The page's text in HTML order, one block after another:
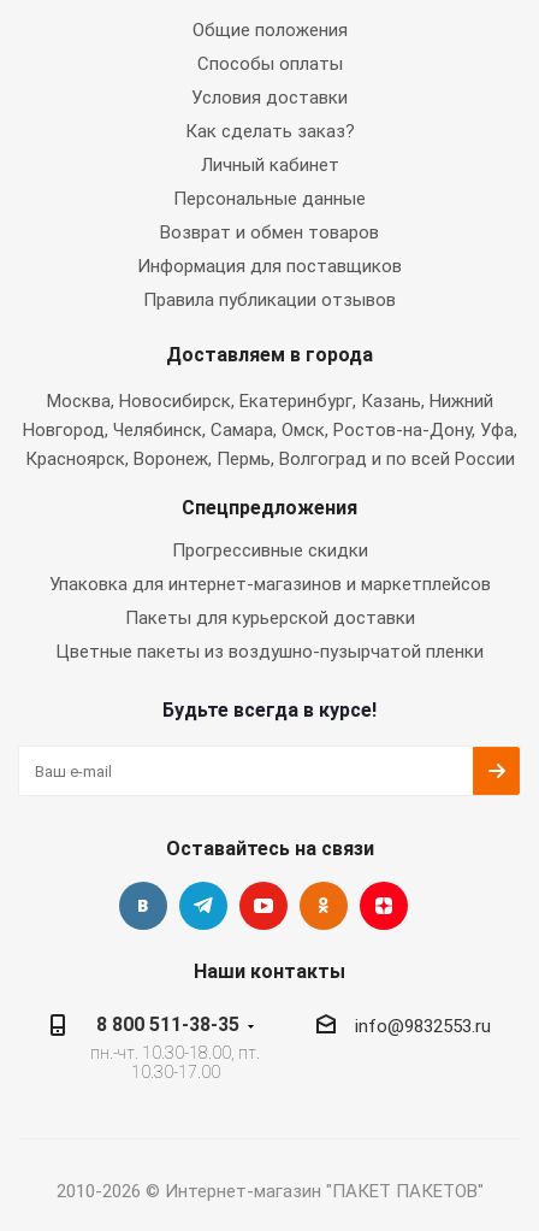
Общие положения
Способы оплаты
Условия доставки
Как сделать заказ?
Личный кабинет
Персональные данные
Возврат и обмен товаров
Информация для поставщиков
Правила публикации отзывов
Доставляем в города
Москва, Новосибирск, Екатеринбург, Казань, Нижний
Новгород, Челябинск, Самара, Омск, Ростов-на-Дону, Уфа,
Красноярск, Воронеж, Пермь, Волгоград и по всей России
Спецпредложения
Прогрессивные скидки
Упаковка для интернет-магазинов и маркетплейсов
Пакеты для курьерской доставки
Цветные пакеты из воздушно-пузырчатой пленки
Будьте всегда в курсе!
Оставайтесь на связи
Наши контакты
8 800 511-38-35
пн.-чт. 10.30-18.00, пт.
10.30-17.00
info@9832553.ru
2010-2026 © Интернет-магазин "ПАКЕТ ПАКЕТОВ"